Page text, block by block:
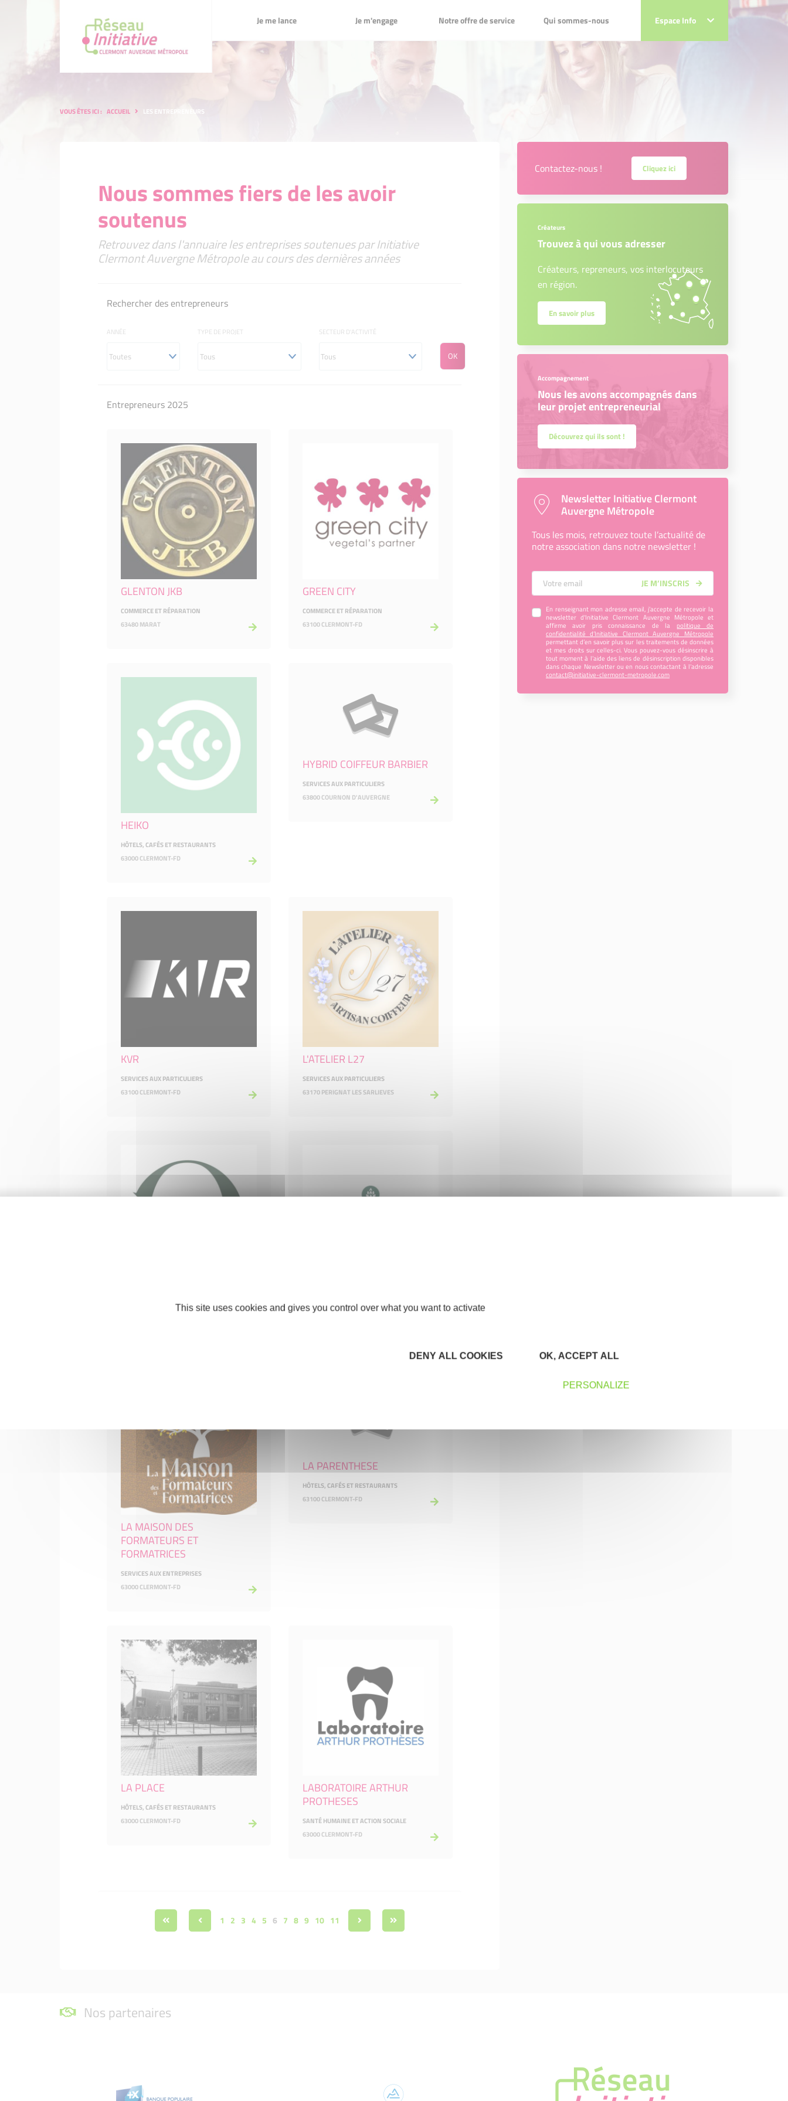
Je me lance Je m'engage Notre offre de service
La validation de votre projet Projets innovants
Qui sommes-nous Espace Info
Je m'engage Notre offre de service
Un financement à taux 0% et sans garantie
Projets innovants
Qui sommes-nous Espace Info
VOUS ÊTES ICI : ACCUEIL LES ENTREPRENEURS
Nous sommes fiers de les avoir
soutenus
Retrouvez dans l'annuaire les entreprises soutenues par Initiative
Clermont Auvergne Métropole au cours des dernières années
Rechercher des entrepreneurs
ANNÉE TYPE DE PROJET SECTEUR D'ACTIVITÉ
Entrepreneurs 2025
GLENTON JKB
COMMERCE ET RÉPARATION
63480 MARAT
GREEN CITY
COMMERCE ET RÉPARATION
63100 CLERMONT-FD
HEIKO
HÔTELS, CAFÉS ET RESTAURANTS
63000 CLERMONT-FD
HYBRID COIFFEUR BARBIER
SERVICES AUX PARTICULIERS
63800 COURNON D'AUVERGNE
KVR
SERVICES AUX PARTICULIERS
63100 CLERMONT-FD
L'ATELIER L27
SERVICES AUX PARTICULIERS
63170 PERIGNAT LES SARLIEVES
HÔTELS, CAFÉS ET RESTAURANTS
HÔTELS, CAFÉS ET RESTAURANTS
LA MAISON DES
FORMATEURS ET
FORMATRICES
SERVICES AUX ENTREPRISES
63000 CLERMONT-FD
LA PARENTHESE
HÔTELS, CAFÉS ET RESTAURANTS
63100 CLERMONT-FD
LA PLACE
HÔTELS, CAFÉS ET RESTAURANTS
63000 CLERMONT-FD
LABORATOIRE ARTHUR
PROTHESES
SANTÉ HUMAINE ET ACTION SOCIALE
63000 CLERMONT-FD
1 2 3 4 5 6 7 8 9 10 11
Contactez-nous ! Cliquez ici
Créateurs
Trouvez à qui vous adresser
Créateurs, repreneurs, vos interlocuteurs
en région.
En savoir plus
Accompagnement
Nous les avons accompagnés dans
leur projet entrepreneurial
Découvrez qui ils sont !
Newsletter Initiative Clermont
Auvergne Métropole
Tous les mois, retrouvez toute l’actualité de
notre association dans notre newsletter !
Votre Email JE M’INSCRIS
En renseignant mon adresse email, j’accepte de recevoir la
newsletter d'Initiative Clermont Auvergne Métropole et
affirme avoir pris connaissance de la politique de
confidentialité d’Initiative Clermont Auvergne Métropole
permettant d’en savoir plus sur les traitements de données
et mes droits sur celles-ci. Vous pouvez-vous désinscrire à
tout moment à l’aide des liens de désinscription disponibles
dans chaque Newsletter ou en nous contactant à l’adresse
contact@initiative-clermont-metropole.com
Nos partenaires
This site uses cookies and gives you control over what you want to activate
OK, ACCEPT ALL
DENY ALL COOKIES
PERSONALIZE